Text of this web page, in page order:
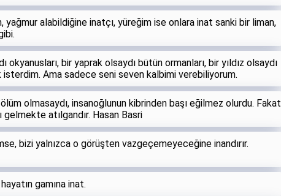
yağmur alabildiğine inatçı, yüreğim ise onlara inat sanki bir liman,
okyanusları, bir yaprak olsaydı bütün ormanları, bir yıldız olsaydı
isterdim. Ama sadece seni seven kalbimi verebiliyorum.
olmasaydı, insanoğlunun kibrinden başı eğilmez olurdu. Fakat
gelmekte atılgandır. Hasan Basri
bizi yalnızca o görüşten vazgeçemeyeceğine inandırır.
gamına inat.